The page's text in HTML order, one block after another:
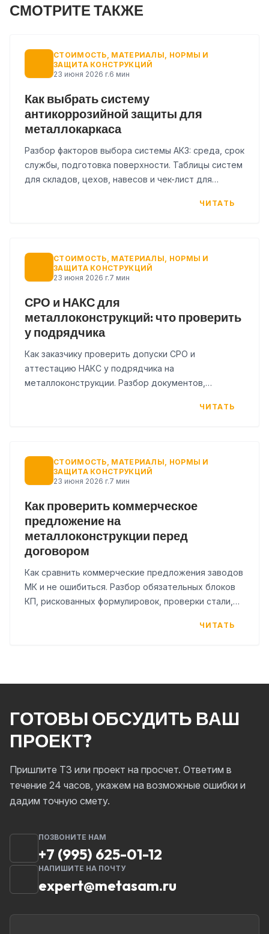
СМОТРИТЕ ТАКЖЕ
СТОИМОСТЬ, МАТЕРИАЛЫ, НОРМЫ И
ЗАЩИТА КОНСТРУКЦИЙ
23 июня 2026 г.6 мин
Как выбрать систему
антикоррозийной защиты для
металлокаркаса
Разбор факторов выбора системы АКЗ: среда, срок
службы, подготовка поверхности. Таблицы систем
для складов, цехов, навесов и чек-лист для
ЧИТАТЬ
СТОИМОСТЬ, МАТЕРИАЛЫ, НОРМЫ И
ЗАЩИТА КОНСТРУКЦИЙ
23 июня 2026 г.7 мин
СРО и НАКС для
металлоконструкций: что проверить
у подрядчика
Как заказчику проверить допуски СРО и
аттестацию НАКС у подрядчика на
металлоконструкции. Разбор документов,
ЧИТАТЬ
СТОИМОСТЬ, МАТЕРИАЛЫ, НОРМЫ И
ЗАЩИТА КОНСТРУКЦИЙ
23 июня 2026 г.7 мин
Как проверить коммерческое
предложение на
металлоконструкции перед
договором
Как сравнить коммерческие предложения заводов
МК и не ошибиться. Разбор обязательных блоков
КП, рискованных формулировок, проверки стали,
ЧИТАТЬ
ГОТОВЫ ОБСУДИТЬ ВАШ
ПРОЕКТ?
Пришлите ТЗ или проект на просчет. Ответим в
течение 24 часов, укажем на возможные ошибки и
дадим точную смету.
ПОЗВОНИТЕ НАМ
+7 (995) 625-01-12
НАПИШИТЕ НА ПОЧТУ
expert@metasam.ru